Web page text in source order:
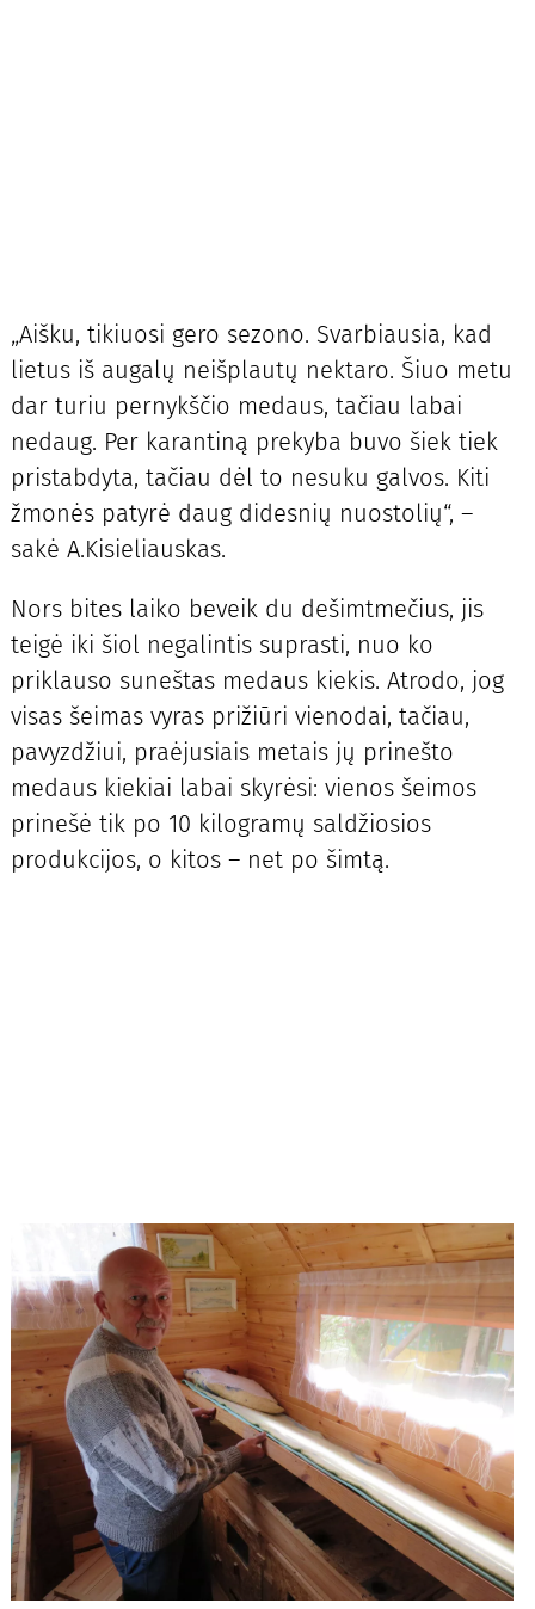
„Aišku, tikiuosi gero sezono. Svarbiausia, kad
lietus iš augalų neišplautų nektaro. Šiuo metu
dar turiu pernykščio medaus, tačiau labai
nedaug. Per karantiną prekyba buvo šiek tiek
pristabdyta, tačiau dėl to nesuku galvos. Kiti
žmonės patyrė daug didesnių nuostolių“, –
sakė A.Kisieliauskas.
Nors bites laiko beveik du dešimtmečius, jis
teigė iki šiol negalintis suprasti, nuo ko
priklauso suneštas medaus kiekis. Atrodo, jog
visas šeimas vyras prižiūri vienodai, tačiau,
pavyzdžiui, praėjusiais metais jų prinešto
medaus kiekiai labai skyrėsi: vienos šeimos
prinešė tik po 10 kilogramų saldžiosios
produkcijos, o kitos – net po šimtą.